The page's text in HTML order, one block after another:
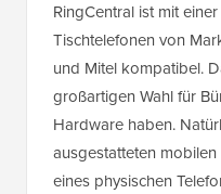
RingCentral ist mit
Tischtelefonen von
und Mitel kompatibel.
großartigen Wahl für
Hardware haben.
ausgestatteten
eines physischen